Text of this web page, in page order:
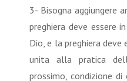
3- Bisogna aggiungere
preghiera deve essere
Dio, e la preghiera deve
unita alla pratica
prossimo, condizione